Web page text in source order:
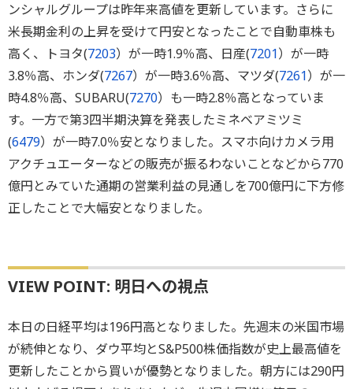
ンシャルグループは昨年来高値を更新しています。さらに
米長期金利の上昇を受けて円安となったことで自動車株も
高く、トヨタ(7203）が一時1.9％高、日産(7201）が一時
3.8％高、ホンダ(7267）が一時3.6％高、マツダ(7261）が一
時4.8％高、SUBARU(7270）も一時2.8％高となっていま
す。一方で第3四半期決算を発表したミネベアミツミ
(6479）が一時7.0％安となりました。スマホ向けカメラ用
アクチュエーターなどの販売が振るわないことなどから770
億円とみていた通期の営業利益の見通しを700億円に下方修
正したことで大幅安となりました。
VIEW POINT: 明日への視点
本日の日経平均は196円高となりました。先週末の米国市場
が続伸となり、ダウ平均とS&P500株価指数が史上最高値を
更新したことから買いが優勢となりました。朝方には290円